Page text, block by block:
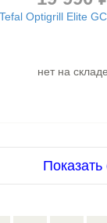
Tefal Optigrill Elite
нет на складе